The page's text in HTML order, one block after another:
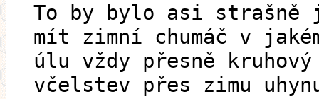
To by bylo asi strašně
mít zimní chumáč v
úlu vždy přesně
včelstev přes zimu